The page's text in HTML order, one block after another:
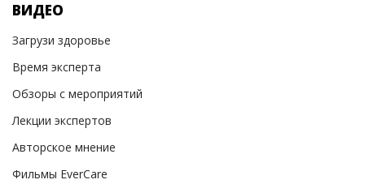
ВИДЕО
Загрузи здоровье
Время эксперта
Обзоры с мероприятий
Лекции экспертов
Авторское мнение
Фильмы EverCare